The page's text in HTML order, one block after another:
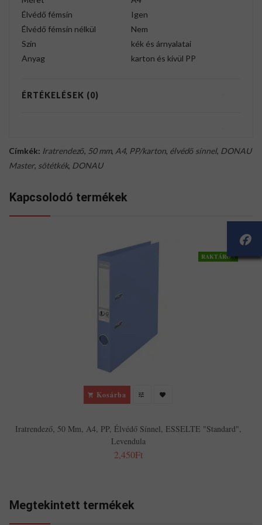
Élvédő fémsín
Igen
Élvédő fémsín nélkül
Nem
Szín
kék és árnyalatai
Anyag
karton és kívül PP
ÉRTÉKELÉSEK (0)
Címkék: Iratrendező, 50 mm, A4, PP/karton, élvédő sínnel, DONAU
Master, sötétkék, DONAU
Kapcsolodó termékek
RAKTÁRON
Kosárba
Iratrendező, 50 Mm, A4, PP, Élvédő Sínnel, ESSELTE "Standard",
Levendula
2,450Ft
Megtekintett termékek